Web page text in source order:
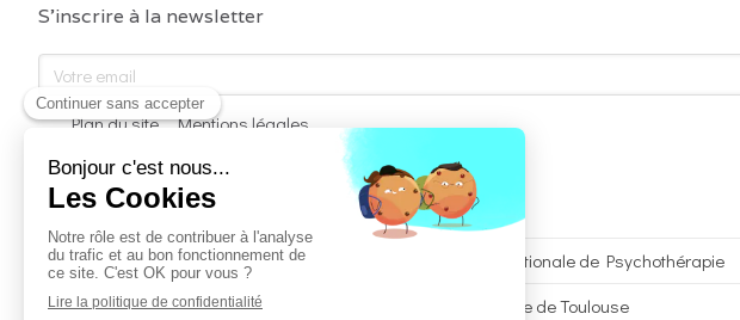
S'inscrire à la newsletter
Votre email
Plan du site Mentions légales
charte_des_therapeutes_nomades.pdf
Charte Déontologique du Psychopraticien - Fédération Nationale de Psychothérapie
Code de Déontologie institut Milton Hypnose Ericksonienne de Toulouse